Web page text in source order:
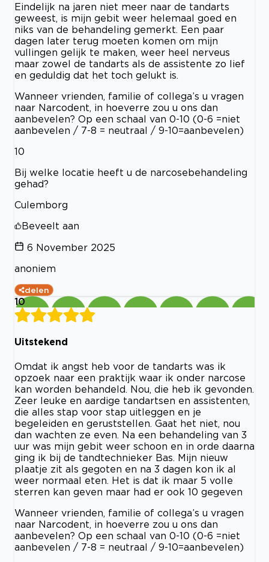
Eindelijk na jaren niet meer naar de tandarts
geweest, is mijn gebit weer helemaal goed en
niks van de behandeling gemerkt. Een paar
dagen later terug moeten komen om mijn
vullingen gelijk te maken, weer heel nerveus
maar zowel de tandarts als de assistente zo lief
en geduldig dat het toch gelukt is.
Wanneer vrienden, familie of collega’s u vragen
naar Narcodent, in hoeverre zou u ons dan
aanbevelen? Op een schaal van 0-10 (0-6 =niet
aanbevelen / 7-8 = neutraal / 9-10=aanbevelen)
10
Bij welke locatie heeft u de narcosebehandeling
gehad?
Culemborg
Beveelt aan
6 November 2025
anoniem
delen
10
Uitstekend
Omdat ik angst heb voor de tandarts was ik
opzoek naar een praktijk waar ik onder narcose
kan worden behandeld. Nou, die heb ik gevonden.
Zeer leuke en aardige tandartsen en assistenten,
die alles stap voor stap uitleggen en je
begeleiden en geruststellen. Gaat het niet, nou
dan wachten ze even. Na een behandeling van 3
uur was mijn gebit weer schoon en in orde daarna
ging ik bij de tandtechnieker Bas. Mijn nieuw
plaatje zit als gegoten en na 3 dagen kon ik al
weer normaal eten. Het is dat ik maar 5 volle
sterren kan geven maar had er ook 10 gegeven
Wanneer vrienden, familie of collega’s u vragen
naar Narcodent, in hoeverre zou u ons dan
aanbevelen? Op een schaal van 0-10 (0-6 =niet
aanbevelen / 7-8 = neutraal / 9-10=aanbevelen)